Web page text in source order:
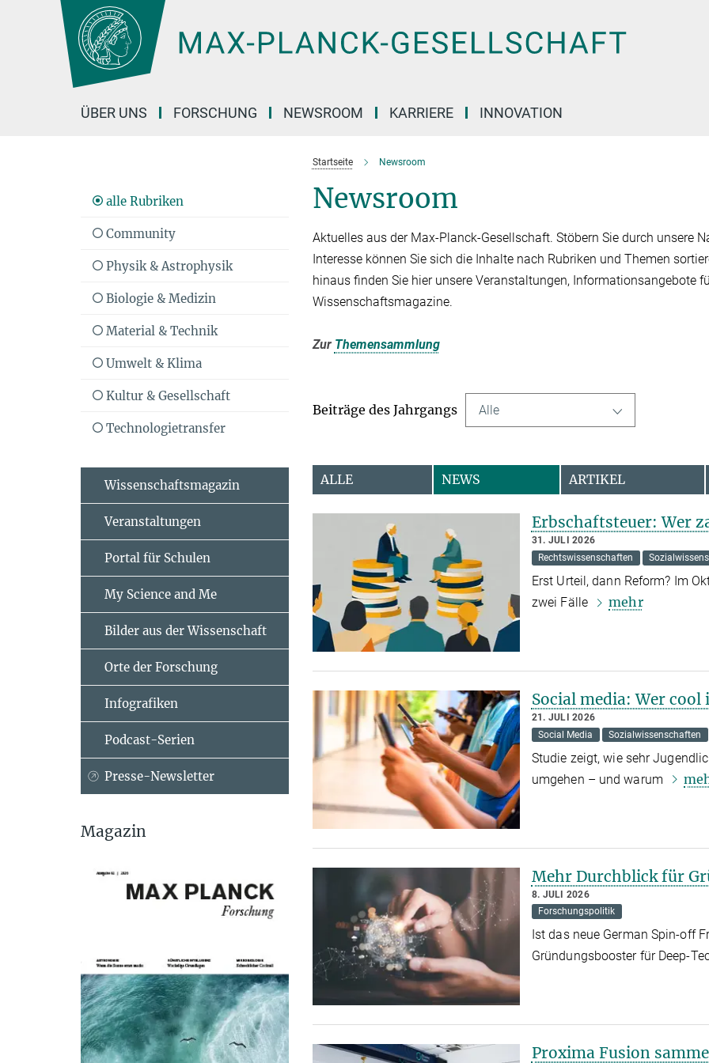
Hauptinhalt
ÜBER UNS FORSCHUNG NEWSROOM KARRIERE INNOVATION
Startseite Newsroom
Newsroom
Aktuelles aus der Max-Planck-Gesellschaft. Stöbern Sie durch unsere
Interesse können Sie sich die Inhalte nach Rubriken und Themen
hinaus finden Sie hier unsere Veranstaltungen, Informationsangebote
Wissenschaftsmagazine.
Zur Themensammlung
Beiträge des Jahrgangs Alle
ALLE NEWS ARTIKEL
Erbschaftsteuer: Wer
31. JULI 2026
Rechtswissenschaften
Erst Urteil, dann Reform? Im
zwei Fälle
mehr
Social media: Wer
21. JULI 2026
Social Media
Sozialwissenschaften
Studie zeigt, wie sehr
umgehen – und warum
Mehr Durchblick für
8. JULI 2026
Forschungspolitik
Ist das neue German Spin-off
Gründungsbooster für Deep-
Proxima Fusion
alle Rubriken
Community
Physik & Astrophysik
Biologie & Medizin
Material & Technik
Umwelt & Klima
Kultur & Gesellschaft
Technologietransfer
Wissenschaftsmagazin
Veranstaltungen
Portal für Schulen
My Science and Me
Bilder aus der Wissenschaft
Orte der Forschung
Infografiken
Podcast-Serien
Presse-Newsletter
Magazin